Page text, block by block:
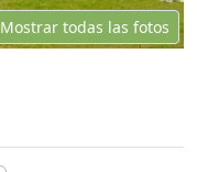
Mostrar todas las fotos